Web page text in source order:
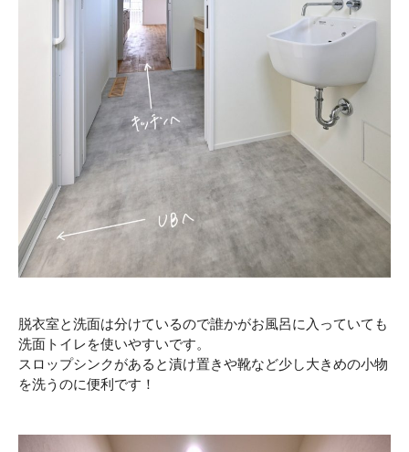
脱衣室と洗面は分けているので誰かがお風呂に入っていても
洗面トイレを使いやすいです。
スロップシンクがあると漬け置きや靴など少し大きめの小物
を洗うのに便利です！